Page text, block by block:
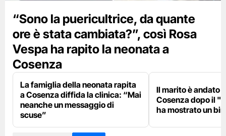
“Sono la puericultrice, da quante
ore è stata cambiata?”, così Rosa
Vespa ha rapito la neonata a
Cosenza
La famiglia della neonata rapita
a Cosenza diffida la clinica: “Mai
neanche un messaggio di
scuse”
Il marito è andato
Cosenza dopo il
ha mostrato un